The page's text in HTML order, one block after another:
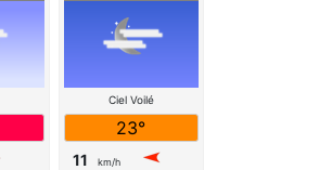
Ciel Voilé
23°
11 km/h